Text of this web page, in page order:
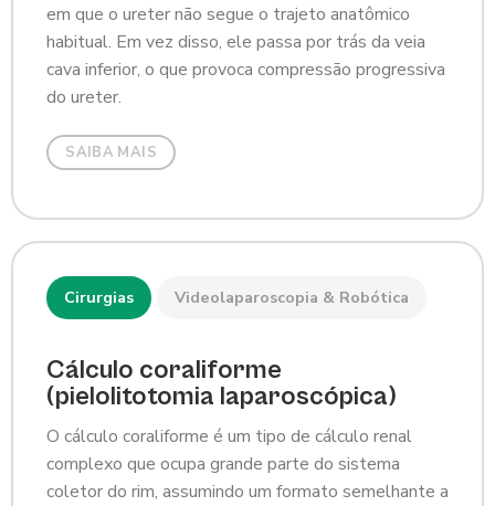
em que o ureter não segue o trajeto anatômico
habitual. Em vez disso, ele passa por trás da veia
cava inferior, o que provoca compressão progressiva
do ureter.
SAIBA MAIS
Cirurgias Videolaparoscopia & Robótica
Cálculo coraliforme
(pielolitotomia laparoscópica)
O cálculo coraliforme é um tipo de cálculo renal
complexo que ocupa grande parte do sistema
coletor do rim, assumindo um formato semelhante a